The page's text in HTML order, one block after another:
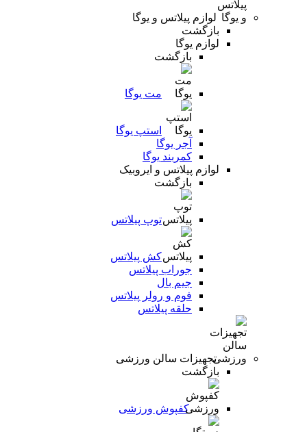
لوازم پیلاتس و یوگا
بازگشت
لوازم یوگا
بازگشت
مت یوگا
استپ یوگا
آجر یوگا
کمربند یوگا
لوازم پیلاتس و ایروبیک
بازگشت
توپ پیلاتس
کش پیلاتس
جوراب پیلاتس
جیم بال
فوم و رولر پیلاتس
حلقه پیلاتس
تجهیزات سالن ورزشی
بازگشت
کفپوش ورزشی